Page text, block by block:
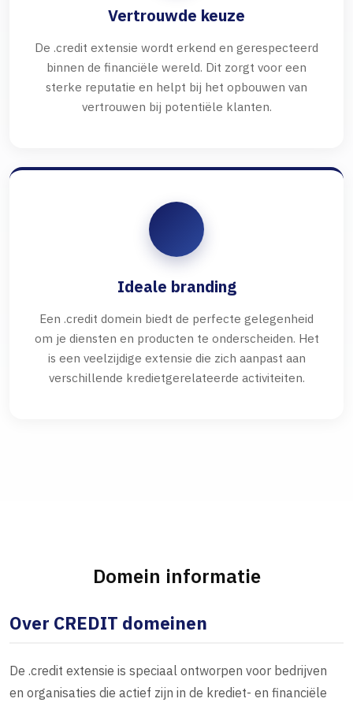
Vertrouwde keuze
De .credit extensie wordt erkend en gerespecteerd
binnen de financiële wereld. Dit zorgt voor een
sterke reputatie en helpt bij het opbouwen van
vertrouwen bij potentiële klanten.
Ideale branding
Een .credit domein biedt de perfecte gelegenheid
om je diensten en producten te onderscheiden. Het
is een veelzijdige extensie die zich aanpast aan
verschillende kredietgerelateerde activiteiten.
Domein informatie
Over CREDIT domeinen
De .credit extensie is speciaal ontworpen voor bedrijven
en organisaties die actief zijn in de krediet- en financiële